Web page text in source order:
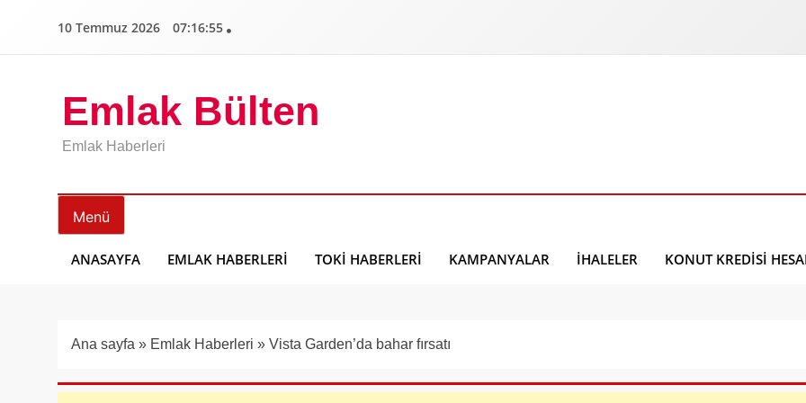
10 Temmuz 2026 07:16:56
Emlak Bülten
Emlak Haberleri
Menü
ANASAYFA EMLAK HABERLERI TOKI HABERLERI KAMPANYALAR İHALELER KONUT KREDISI
Ana sayfa » Emlak Haberleri » Vista Garden’da bahar fırsatı